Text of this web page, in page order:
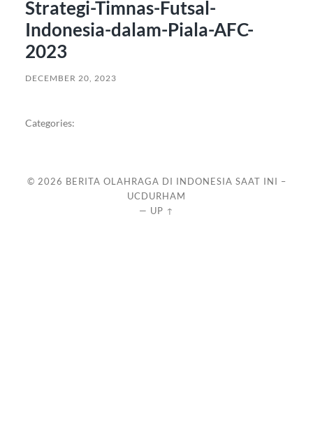
Strategi-Timnas-Futsal-
Indonesia-dalam-Piala-AFC-
2023
DECEMBER 20, 2023
Categories:
© 2026 BERITA OLAHRAGA DI INDONESIA SAAT INI –
UCDURHAM
— UP ↑